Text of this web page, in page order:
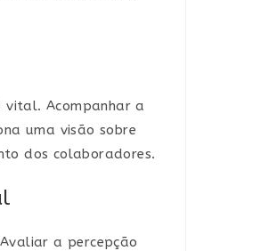
vital. Acompanhar a
uma visão sobre
dos colaboradores.
a percepção